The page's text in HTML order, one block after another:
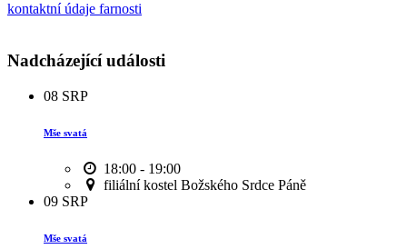
kontaktní údaje farnosti
Nadcházející události
08 SRP
Mše svatá
18:00 - 19:00
filiální kostel Božského Srdce Páně
09 SRP
Mše svatá